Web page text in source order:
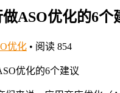
ASO优化的6个
优化 • 阅读 854